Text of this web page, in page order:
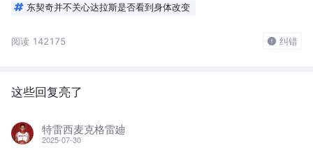
东契奇并不关心达拉斯是否看到身体改变
阅读 142175 纠错
这些回复亮了
特雷西麦克格雷廸
2025-07-30